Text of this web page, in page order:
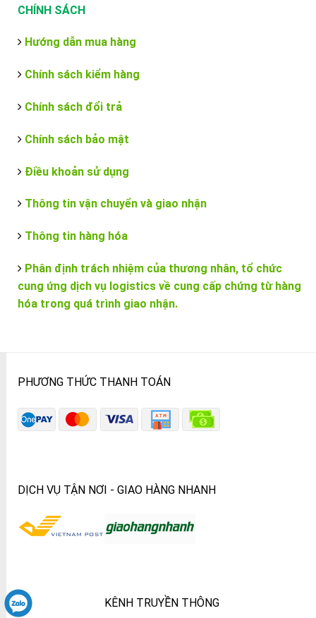
CHÍNH SÁCH
Hướng dẫn mua hàng
Chính sách kiểm hàng
Chính sách đổi trả
Chính sách bảo mật
Điều khoản sử dụng
Thông tin vận chuyển và giao nhận
Thông tin hàng hóa
Phân định trách nhiệm của thương nhân, tổ chức
cung ứng dịch vụ logistics về cung cấp chứng từ hàng
hóa trong quá trình giao nhận.
PHƯƠNG THỨC THANH TOÁN
DỊCH VỤ TẬN NƠI - GIAO HÀNG NHANH
KÊNH TRUYỀN THÔNG